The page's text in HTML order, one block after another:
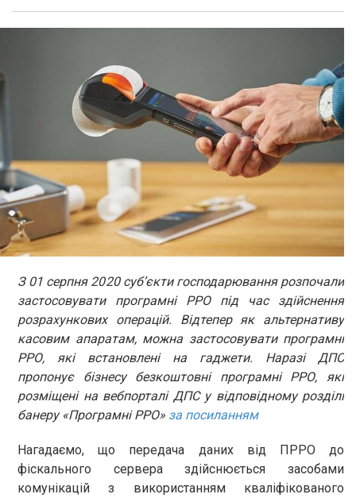
З 01 серпня 2020 суб’єкти господарювання розпочали
застосовувати програмні РРО під час здійснення
розрахункових операцій. Відтепер як альтернативу
касовим апаратам, можна застосовувати програмні
РРО, які встановлені на гаджети. Наразі ДПС
пропонує бізнесу безкоштовні програмні РРО, які
розміщені на вебпорталі ДПС у відповідному розділі
банеру «Програмні РРО» за посиланням
Нагадаємо, що передача даних від ПРРО до
фіскального сервера здійснюється засобами
комунікацій з використанням кваліфікованого